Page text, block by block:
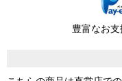
豊富なお